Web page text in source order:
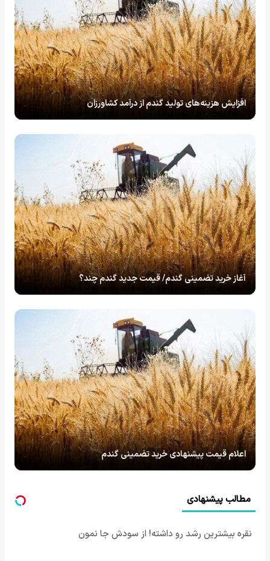
افزایش هزینه‌های تولید گندم از درآمد کشاورزان
آغاز خرید تضمینی گندم/ قیمت جدید گندم چند؟
اعلام قیمت پیشنهادی خرید تضمینی گندم
مطالب پیشنهادی
نقره بیشترین رشد رو داشته! از سودش جا نمون